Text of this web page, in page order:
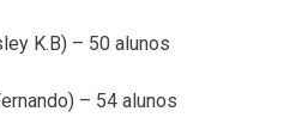
K.B) – 50 alunos
– 54 alunos